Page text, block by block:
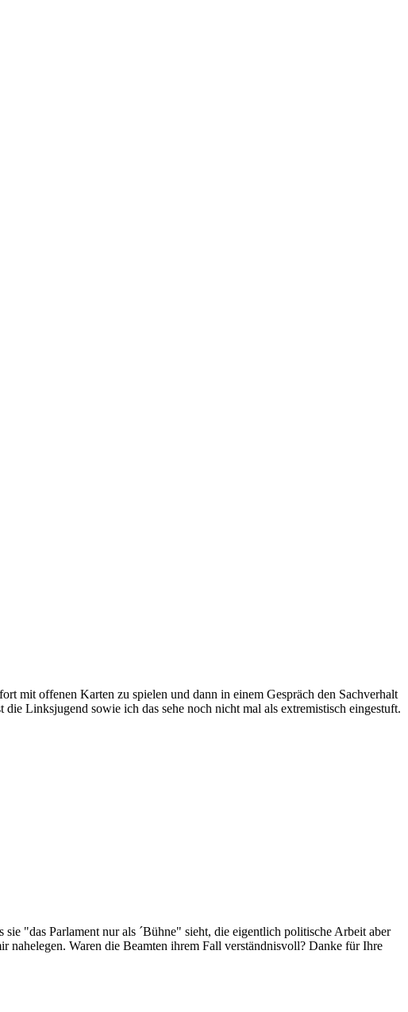
mit offenen Karten zu spielen und dann in einem Gespräch den Sachverhalt
Linksjugend sowie ich das sehe noch nicht mal als extremistisch eingestuft.
sie "das Parlament nur als ´Bühne" sieht, die eigentlich politische Arbeit aber
nahelegen. Waren die Beamten ihrem Fall verständnisvoll? Danke für Ihre